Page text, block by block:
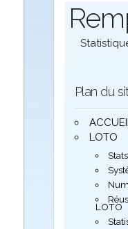
Plan du
LOTO
LOTO